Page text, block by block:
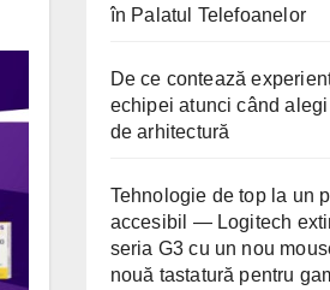
în Palatul Telefoanelor
De ce contează
echipei atunci când
de arhitectură
Tehnologie de top la un
accesibil — Logitech
seria G3 cu un nou
nouă tastatură pentru